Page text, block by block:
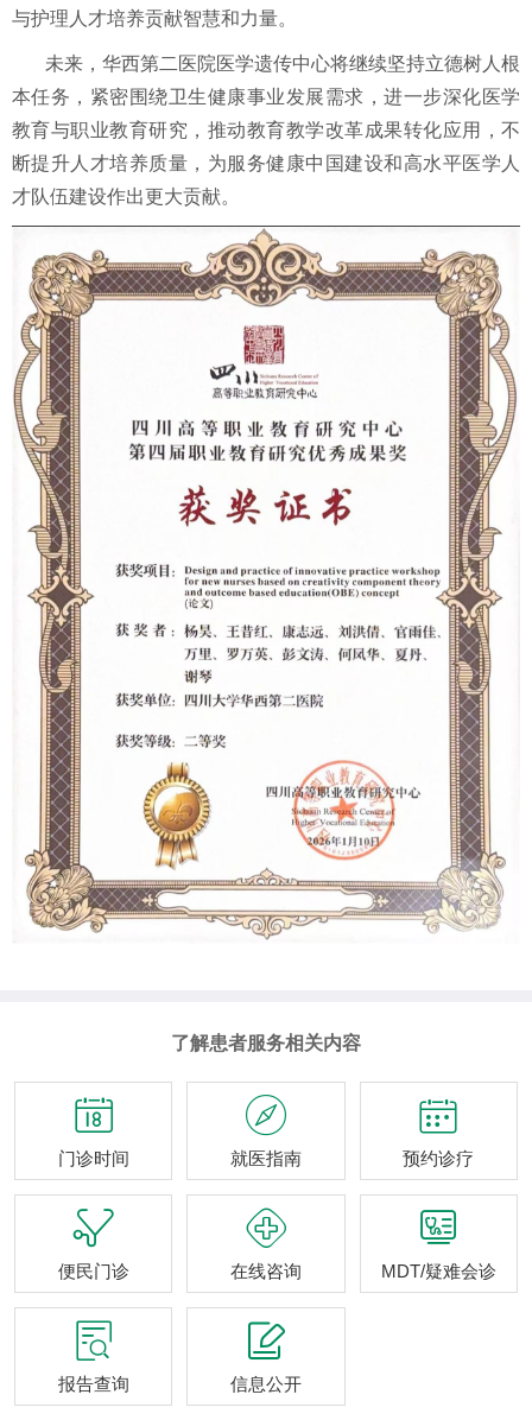
与护理人才培养贡献智慧和力量。
未来，华西第二医院医学遗传中心将继续坚持立德树人根
本任务，紧密围绕卫生健康事业发展需求，进一步深化医学
教育与职业教育研究，推动教育教学改革成果转化应用，不
断提升人才培养质量，为服务健康中国建设和高水平医学人
才队伍建设作出更大贡献。
了解患者服务相关内容

门诊时间

就医指南

预约诊疗

便民门诊

在线咨询

MDT/疑难会诊

报告查询

信息公开